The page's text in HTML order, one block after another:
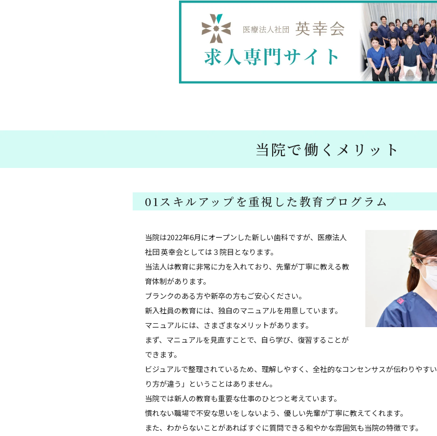
当院で働くメリット
01スキルアップを重視した教育プログラム
当院は2022年6月にオープンした新しい歯科ですが、医療法人
社団 英幸会としては３院目となります。
当法人は教育に非常に力を入れており、先輩が丁寧に教える教
育体制があります。
ブランクのある方や新卒の方もご安心ください。
新入社員の教育には、独自のマニュアルを用意しています。
マニュアルには、さまざまなメリットがあります。
まず、マニュアルを見直すことで、自ら学び、復習することが
できます。
ビジュアルで整理されているため、理解しやすく、全社的なコンセンサスが伝わりやす
り方が違う」ということはありません。
当院では新人の教育も重要な仕事のひとつと考えています。
慣れない職場で不安な思いをしないよう、優しい先輩が丁寧に教えてくれます。
また、わからないことがあればすぐに質問できる和やかな雰囲気も当院の特徴です。